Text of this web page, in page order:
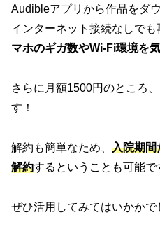
Audibleアプリから作品をダ
インターネット接続なしでも
マホのギガ数やWi-Fi環境を
さらに月額1500円のところ
す！
解約も簡単なため、 入院期間
解約するということも可能で
ぜひ活用してみてはいかかで